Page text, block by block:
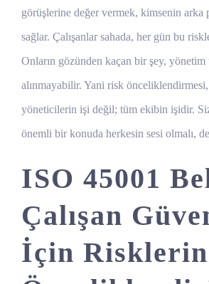
görüşlerine değer vermek, kimsenin arka
sağlar. Çalışanlar sahada, her gün bu
Onların gözünden kaçan bir şey, yönetim
alınmayabilir. Yani risk önceliklendirmesi,
yöneticilerin işi değil; tüm ekibin işidir.
önemli bir konuda herkesin sesi olmalı,
ISO 45001
Çalışan
İçin Risklerin